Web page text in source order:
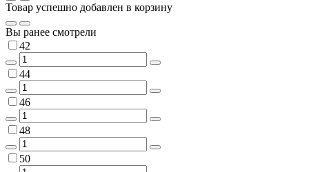
Товар успешно добавлен в корзину
Вы ранее смотрели
42
44
46
48
50